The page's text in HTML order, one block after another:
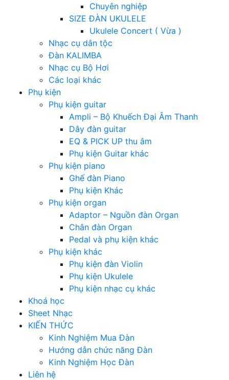
Chuyên nghiệp
SIZE ĐÀN UKULELE
Ukulele Concert ( Vừa )
Nhạc cụ dân tộc
Đàn KALIMBA
Nhạc cụ Bộ Hơi
Các loại khác
Phụ kiện
Phụ kiện guitar
Ampli – Bộ Khuếch Đại Âm Thanh
Dây đàn guitar
EQ & PICK UP thu âm
Phụ kiện Guitar khác
Phụ kiện piano
Ghế đàn Piano
Phụ kiện Khác
Phụ kiện organ
Adaptor – Nguồn đàn Organ
Chân đàn Organ
Pedal và phụ kiện khác
Phụ kiện khác
Phụ kiện đàn Violin
Phụ kiện Ukulele
Phụ kiện nhạc cụ khác
Khoá học
Sheet Nhạc
KIẾN THỨC
Kinh Nghiệm Mua Đàn
Hướng dẫn chức năng Đàn
Kinh Nghiệm Học Đàn
Liên hệ